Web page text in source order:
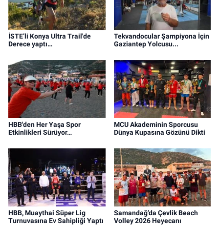
İSTE’li Konya Ultra Trail'de
Derece yaptı…
Tekvandocular Şampiyona İçin
Gaziantep Yolcusu...
HBB'den Her Yaşa Spor
Etkinlikleri Sürüyor…
MCU Akademinin Sporcusu
Dünya Kupasına Gözünü Dikti
HBB, Muaythai Süper Lig
Turnuvasına Ev Sahipliği Yaptı
Samandağ’da Çevlik Beach
Volley 2026 Heyecanı